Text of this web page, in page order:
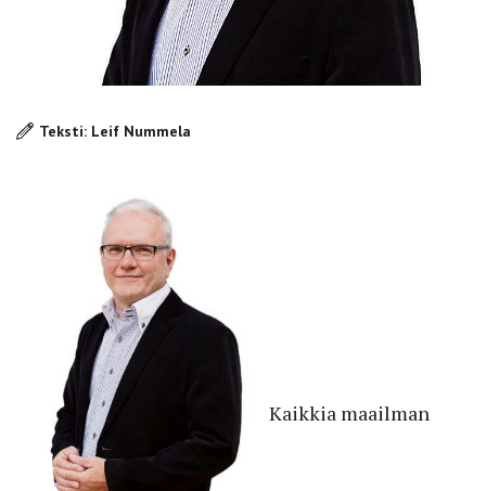
Teksti: Leif Nummela
Kaikkia maailman